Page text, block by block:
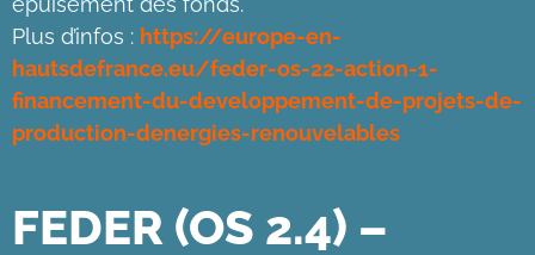
Plus d’infos : https://europe-en-
hautsdefrance.eu/feder-os-22-action-1-
financement-du-developpement-de-projets-de-
production-denergies-renouvelables
FEDER (OS 2.4) –